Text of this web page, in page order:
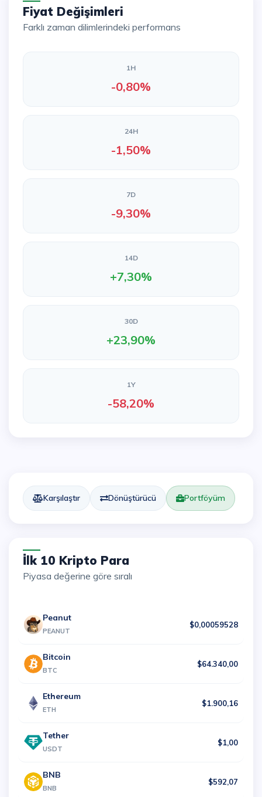
Fiyat Değişimleri
Farklı zaman dilimlerindeki performans
1H
-0,80%
24H
-1,50%
7D
-9,30%
14D
+7,30%
30D
+23,90%
1Y
-58,20%
Karşılaştır Dönüştürücü Portföyüm
İlk 10 Kripto Para
Piyasa değerine göre sıralı
Peanut
PEANUT
$0,00059528
Bitcoin
BTC
$64.340,00
Ethereum
ETH
$1.900,16
Tether
USDT
$1,00
BNB
BNB
$592,07